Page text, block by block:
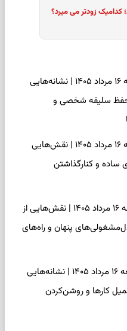
کدامیک زودتر می میرد؟
فال اسم امروز جمعه ۱۶ مرداد ۱۴۰۵ | نشانه‌هایی
حفظ سلیقه شخصی و
فال چای امروز جمعه ۱۶ مرداد ۱۴۰۵ | نقش‌هایی
و کنارگذاشتن
فال قهوه امروز جمعه ۱۶ مرداد ۱۴۰۵ | نقش‌هایی از
پنهان و راه‌های
فال شمع امروز جمعه ۱۶ مرداد ۱۴۰۵ | نشانه‌هایی
کارها و روشن‌کردن